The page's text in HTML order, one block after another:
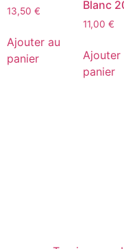
13,50 €
Ajouter au
panier
Blanc
11,00 €
Ajouter
panier